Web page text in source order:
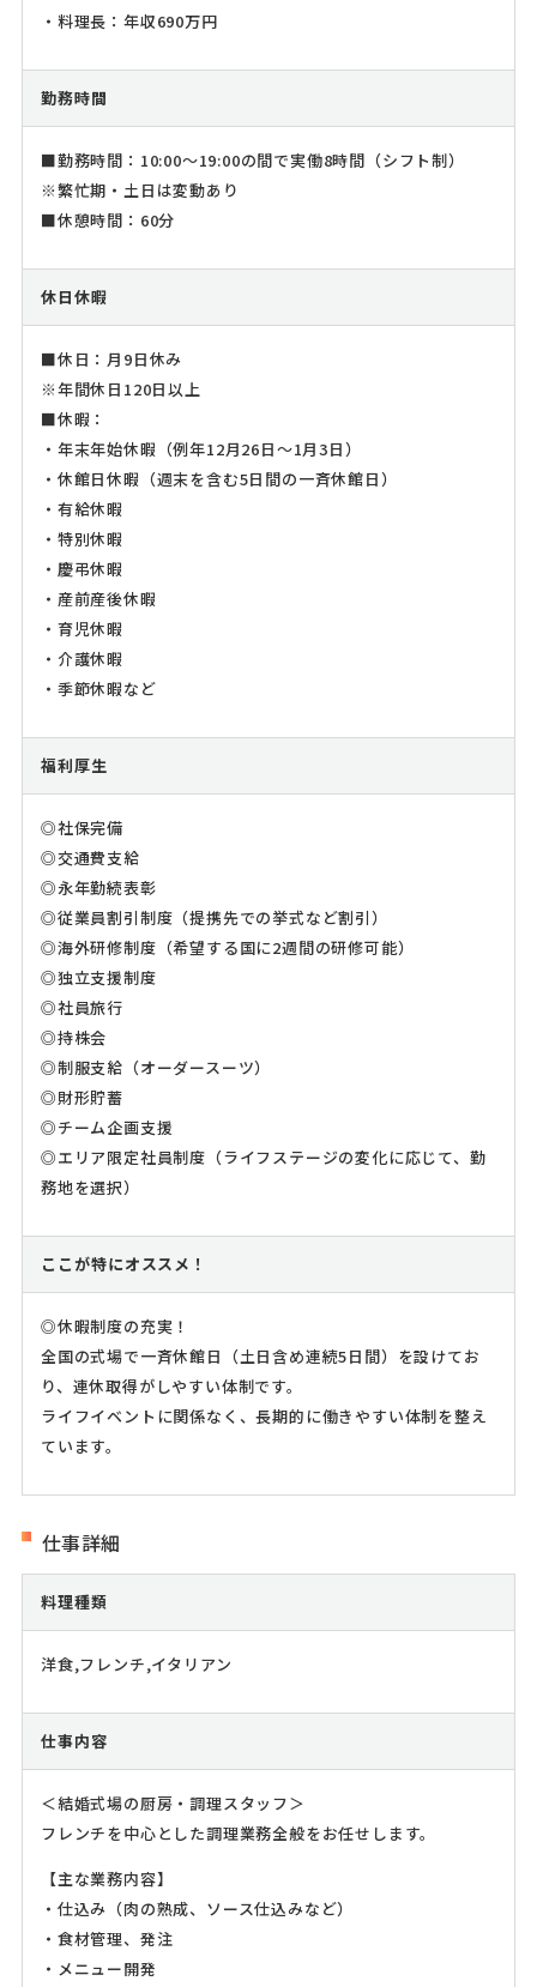
・料理長：年収690万円
勤務時間
■勤務時間：10:00～19:00の間で実働8時間（シフト制）
※繁忙期・土日は変動あり
■休憩時間：60分
休日休暇
■休日：月9日休み
※年間休日120日以上
■休暇：
・年末年始休暇（例年12月26日～1月3日）
・休館日休暇（週末を含む5日間の一斉休館日）
・有給休暇
・特別休暇
・慶弔休暇
・産前産後休暇
・育児休暇
・介護休暇
・季節休暇など
福利厚生
◎社保完備
◎交通費支給
◎永年勤続表彰
◎従業員割引制度（提携先での挙式など割引）
◎海外研修制度（希望する国に2週間の研修可能）
◎独立支援制度
◎社員旅行
◎持株会
◎制服支給（オーダースーツ）
◎財形貯蓄
◎チーム企画支援
◎エリア限定社員制度（ライフステージの変化に応じて、勤
務地を選択）
ここが特にオススメ！
◎休暇制度の充実！
全国の式場で一斉休館日（土日含め連続5日間）を設けてお
り、連休取得がしやすい体制です。
ライフイベントに関係なく、長期的に働きやすい体制を整え
ています。
仕事詳細
料理種類
洋食,フレンチ,イタリアン
仕事内容
＜結婚式場の厨房・調理スタッフ＞
フレンチを中心とした調理業務全般をお任せします。
【主な業務内容】
・仕込み（肉の熟成、ソース仕込みなど）
・食材管理、発注
・メニュー開発